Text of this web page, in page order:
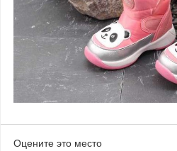
Оцените это место